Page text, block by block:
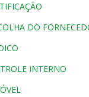
DO
INTERNO